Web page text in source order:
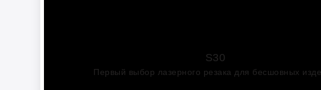
S30
Первый выбор лазерного резака для бесшовных